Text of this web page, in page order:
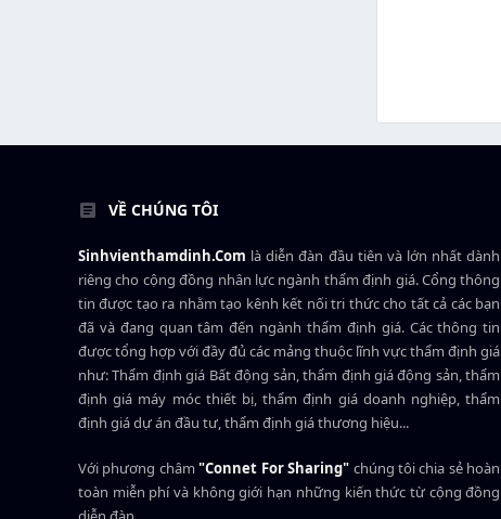
VỀ CHÚNG TÔI
Sinhvienthamdinh.Com là diễn đàn đầu tiên và lớn nhất dành
riêng cho cộng đồng nhân lực ngành thẩm định giá. Cổng thông
tin được tạo ra nhằm tạo kênh kết nối tri thức cho tất cả các bạn
đã và đang quan tâm đến ngành thẩm định giá. Các thông tin
được tổng hợp với đầy đủ các mảng thuộc lĩnh vực thẩm định giá
như: Thẩm định giá Bất động sản, thẩm định giá động sản, thẩm
định giá máy móc thiết bị, thẩm định giá doanh nghiệp, thẩm
định giá dự án đầu tư, thẩm định giá thương hiệu...
Với phương châm"Connet For Sharing" chúng tôi chia sẻ hoàn
toàn miễn phí và không giới hạn những kiến thức từ cộng đồng